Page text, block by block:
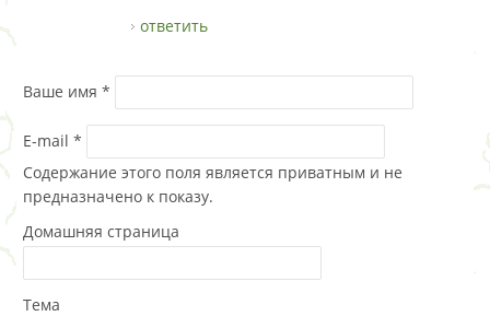
ответить
Ваше имя *
E-mail *
Содержание этого поля является приватным и не
предназначено к показу.
Домашняя страница
Тема